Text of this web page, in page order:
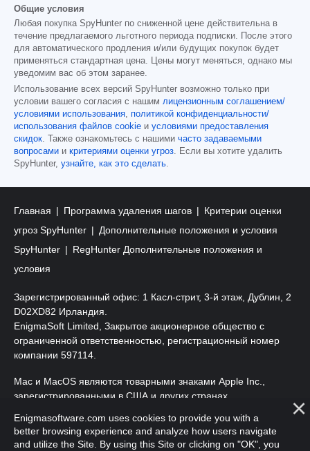
Общие условия
Любая покупка SpyHunter по сниженной цене действительна в
течение предлагаемого льготного периода подписки. После этого
для автоматического продления и/или будущих покупок будет
применяться стандартная цена. Цены могут меняться, однако мы
уведомим вас об этом заранее.
Использование всех версий SpyHunter возможно только при
условии вашего согласия с нашим лицензионным соглашением/
условиями использования, политикой конфиденциальности/
использования файлов cookie и условиями предоставления
скидок. Также ознакомьтесь с нашими часто задаваемыми
вопросами и критериями оценки угроз. Если вы хотите удалить
SpyHunter, узнайте, как это сделать.
Главная Программа удаления шагов
Критерии оценки
угроз SpyHunter
Дополнительные положения и условия
SpyHunter
RegHunter Дополнительные положения и
условия
Зарегистрированный офис: 1 Касл-стрит, 3-й этаж, Дублин, 2
D02XD82 Ирландия.
EnigmaSoft Limited, Закрытое акционерное общество с
ограниченной ответственностью, регистрационный номер
компании 597114.
Mac и MacOS являются товарными знаками Apple Inc.,
зарегистрированными в США и других странах.
Copyright 2016-2025 . EnigmaSoft Ltd. Все права защищены.
Enigmasoftware.com uses cookies to provide you with a
better browsing experience and analyze how users navigate
and utilize the Site. By using this Site or clicking on "OK", you